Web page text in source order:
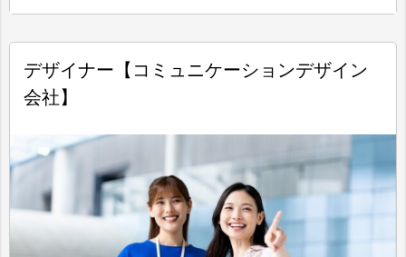
デザイナー【コミュニケーションデザイン
会社】